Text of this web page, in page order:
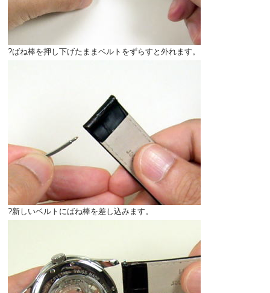
?ばね棒を押し下げたままベルトをずらすと外れます。
?新しいベルトにばね棒を差し込みます。